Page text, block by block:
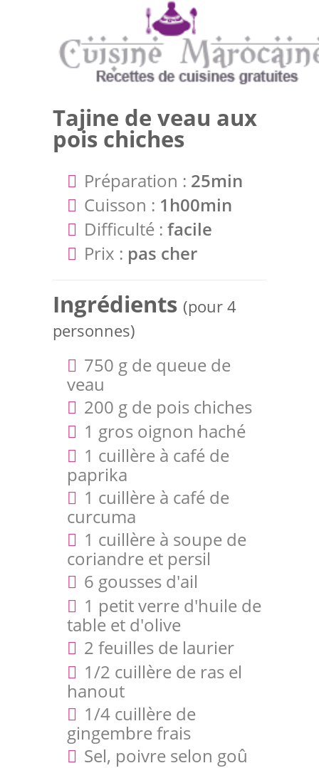
Tajine de veau aux
pois chiches
Préparation : 25min
Cuisson : 1h00min
Difficulté : facile
Prix : pas cher
Ingrédients (pour 4
personnes)
750 g de queue de
veau
200 g de pois chiches
1 gros oignon haché
1 cuillère à café de
paprika
1 cuillère à café de
curcuma
1 cuillère à soupe de
coriandre et persil
6 gousses d'ail
1 petit verre d'huile de
table et d'olive
2 feuilles de laurier
1/2 cuillère de ras el
hanout
1/4 cuillère de
gingembre frais
Sel, poivre selon goû